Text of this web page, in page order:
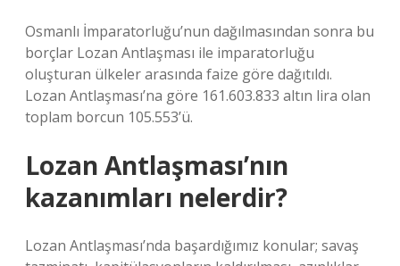
Osmanlı İmparatorluğu’nun dağılmasından sonra bu
borçlar Lozan Antlaşması ile imparatorluğu
oluşturan ülkeler arasında faize göre dağıtıldı.
Lozan Antlaşması’na göre 161.603.833 altın lira olan
toplam borcun 105.553’ü.
Lozan Antlaşması’nın
kazanımları nelerdir?
Lozan Antlaşması’nda başardığımız konular; savaş